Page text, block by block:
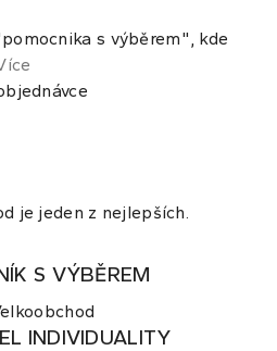
s výběrem", kde
je jeden z nejlepších.
S VÝBĚREM
INDIVIDUALITY